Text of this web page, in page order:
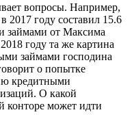
вопросы. Например,
году составил 15.6
займами от Максима
году та же картина
займами господина
о попытке
кредитными
О какой
конторе может идти